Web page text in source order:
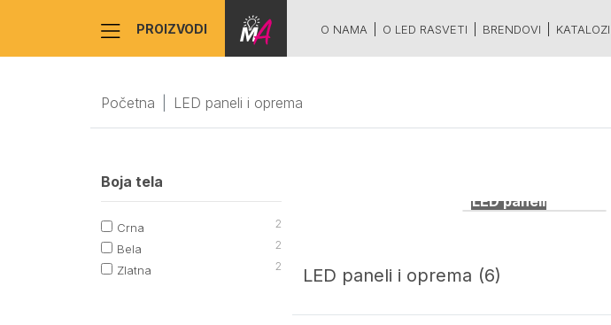
Error: Language not set, please first set language
PROIZVODI O NAMA O LED RASVETI BRENDOVI KATALOZI
Početna LED paneli i oprema
Boja tela
Crna 2
Bela 2
Zlatna 2
LED paneli
LED paneli i oprema (6)